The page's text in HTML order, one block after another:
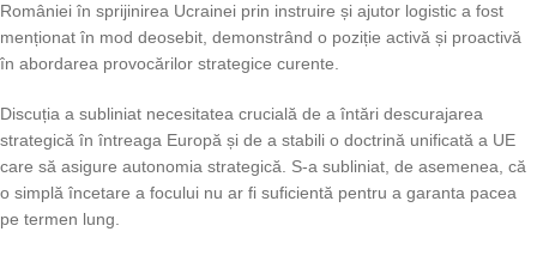
României în sprijinirea Ucrainei prin instruire și ajutor logistic a fost
menționat în mod deosebit, demonstrând o poziție activă și proactivă
în abordarea provocărilor strategice curente.
Discuția a subliniat necesitatea crucială de a întări descurajarea
strategică în întreaga Europă și de a stabili o doctrină unificată a UE
care să asigure autonomia strategică. S-a subliniat, de asemenea, că
o simplă încetare a focului nu ar fi suficientă pentru a garanta pacea
pe termen lung.